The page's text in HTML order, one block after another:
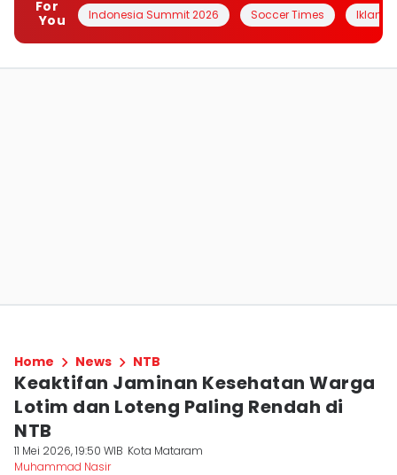
For
You
Indonesia Summit 2026 Soccer Times Iklanin
Home News NTB
Keaktifan Jaminan Kesehatan Warga
Lotim dan Loteng Paling Rendah di
NTB
11 Mei 2026, 19:50 WIB Kota Mataram
Muhammad Nasir